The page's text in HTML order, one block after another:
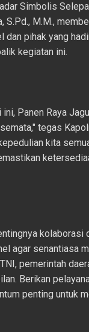
Simbolis
S.Pd., M.M.,
pihak yang
kegiatan ini.
Panen Raya
tegas
kita
kolaborasi
agar senantiasa
pemerintah
Berikan
penting untuk